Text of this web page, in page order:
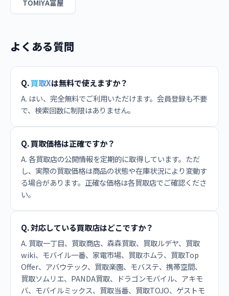
TOMIYA富屋
よくある質問
Q.買取Xは無料で使えますか？
A. はい、完全無料でご利用いただけます。会員登録も不要
で、検索回数に制限はありません。
Q. 買取価格は正確ですか？
A. 各買取店の公開情報を定期的に取得しています。ただ
し、実際の買取価格は商品の状態や在庫状況により変動す
る場合があります。正確な価格は各買取店でご確認くださ
い。
Q. 対応している買取店はどこですか？
A. 買取一丁目、買取商店、森森買取、買取ルデヤ、買取
wiki、モバイル一番、家電市場、買取ホムラ、買取Top
Offer、アバウテック、買取楽園、モバステ、携帯空間、
買取ソムリエ、PANDA買取、ドラゴンモバイル、アキモ
バ、モバイルミックス、買取当番、買取TOJO、ゲストモ